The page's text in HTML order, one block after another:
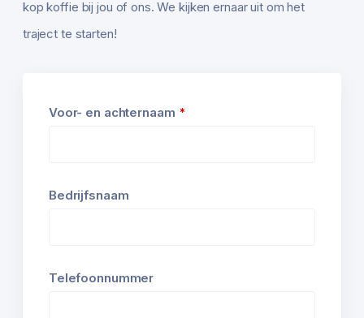
kop koffie bij jou of ons. We kijken ernaar uit om het
traject te starten!
Voor- en achternaam *
Bedrijfsnaam
Telefoonnummer